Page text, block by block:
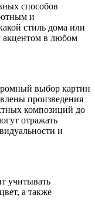
способов
и
стиль дома или
акцентом в любом
выбор картин
произведения
композиций до
отражать
и
учитывать
а также